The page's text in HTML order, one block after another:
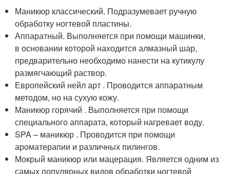
Маникюр классический. Подразумевает ручную
обработку ногтевой пластины.
Аппаратный. Выполняется при помощи машинки,
в основании которой находится алмазный шар,
предварительно необходимо нанести на кутикулу
размягчающий раствор.
Европейский нейл арт . Проводится аппаратным
методом, но на сухую кожу.
Маникюр горячий . Выполняется при помощи
специального аппарата, который нагревает воду.
SPA – маникюр . Проводится при помощи
ароматерапии и различных пилингов.
Мокрый маникюр или мацерация. Является одним из
самых популярных видов обработки ногтевой